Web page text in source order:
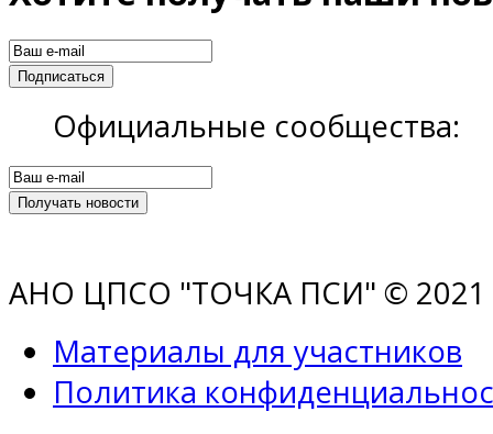
Официальные сообщества:
АНО ЦПСО "ТОЧКА ПСИ" © 2021
Материалы для участников
Политика